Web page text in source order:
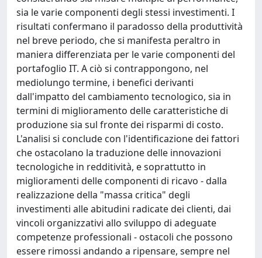
sia le varie componenti degli stessi investimenti. I
risultati confermano il paradosso della produttività
nel breve periodo, che si manifesta peraltro in
maniera differenziata per le varie componenti del
portafoglio IT. A ciò si contrappongono, nel
mediolungo termine, i benefici derivanti
dall'impatto del cambiamento tecnologico, sia in
termini di miglioramento delle caratteristiche di
produzione sia sul fronte dei risparmi di costo.
L'analisi si conclude con l'identificazione dei fattori
che ostacolano la traduzione delle innovazioni
tecnologiche in redditività, e soprattutto in
miglioramenti delle componenti di ricavo - dalla
realizzazione della "massa critica" degli
investimenti alle abitudini radicate dei clienti, dai
vincoli organizzativi allo sviluppo di adeguate
competenze professionali - ostacoli che possono
essere rimossi andando a ripensare, sempre nel